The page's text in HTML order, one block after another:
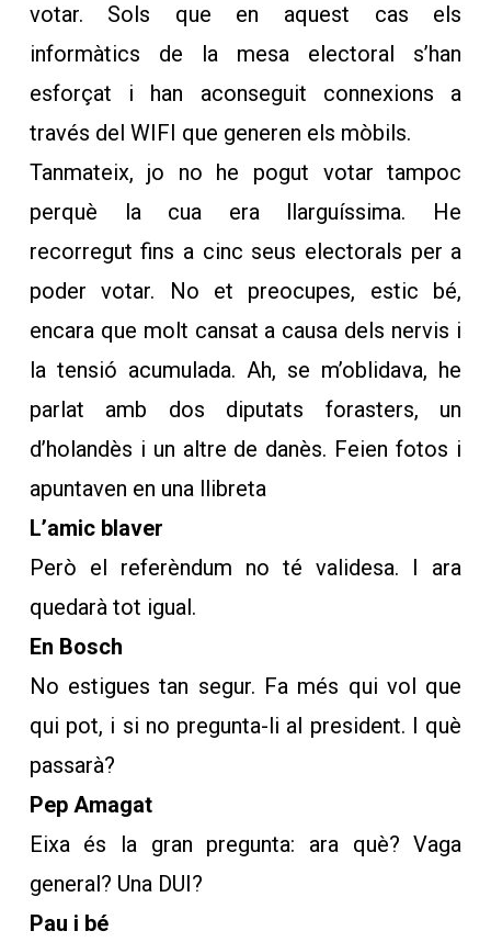
votar. Sols que en aquest cas els
informàtics de la mesa electoral s’han
esforçat i han aconseguit connexions a
través del WIFI que generen els mòbils.
Tanmateix, jo no he pogut votar tampoc
perquè la cua era llarguíssima. He
recorregut fins a cinc seus electorals per a
poder votar. No et preocupes, estic bé,
encara que molt cansat a causa dels nervis i
la tensió acumulada. Ah, se m’oblidava, he
parlat amb dos diputats forasters, un
d’holandès i un altre de danès. Feien fotos i
apuntaven en una llibreta
L’amic blaver
Però el referèndum no té validesa. I ara
quedarà tot igual.
En Bosch
No estigues tan segur. Fa més qui vol que
qui pot, i si no pregunta-li al president. I què
passarà?
Pep Amagat
Eixa és la gran pregunta: ara què? Vaga
general? Una DUI?
Pau i bé